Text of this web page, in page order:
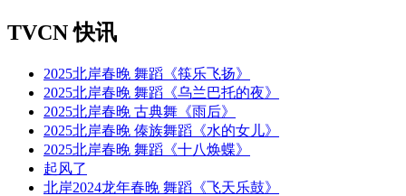
TVCN 快讯
2025北岸春晚 舞蹈《筷乐飞扬》
2025北岸春晚 舞蹈《乌兰巴托的夜》
2025北岸春晚 古典舞《雨后》
2025北岸春晚 傣族舞蹈《水的女儿》
2025北岸春晚 舞蹈《十八焕蝶》
起风了
北岸2024龙年春晚 舞蹈《飞天乐鼓》